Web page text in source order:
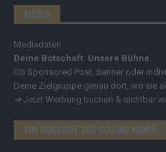
MEDIA
Mediadaten
Deine Botschaft. Unsere Bühne.
Ob Sponsored Post, Banner oder
Deine Zielgruppe genau dort, wo sie
➔ Jetzt Werbung buchen & sichtbar
EIN ANGEBOT DER COZMO NEWS